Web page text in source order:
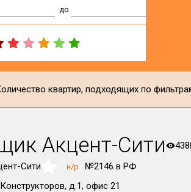
до
квартир, подходящих по
Акцент-Сити 438
Сити н/р
№2146 в РФ
д.1, офис 21